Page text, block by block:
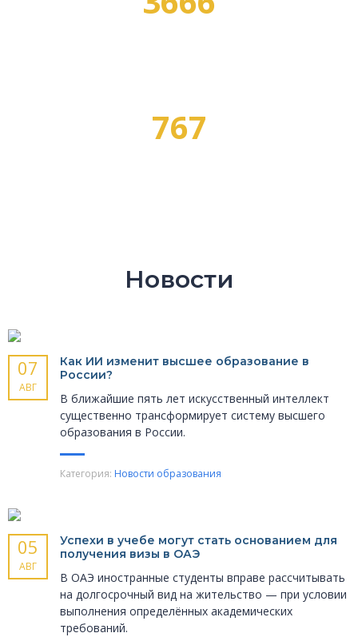
767
Новости
07
АВГ
Как ИИ изменит высшее образование в
России?
В ближайшие пять лет искусственный интеллект
существенно трансформирует систему высшего
образования в России.
Категория: Новости образования
05
АВГ
Успехи в учебе могут стать основанием для
получения визы в ОАЭ
В ОАЭ иностранные студенты вправе рассчитывать
на долгосрочный вид на жительство — при условии
выполнения определённых академических
требований.